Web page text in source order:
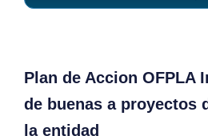
Plan de Accion OFPLA
de buenas a proyectos
la entidad